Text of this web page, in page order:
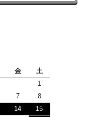
金
土
1
7
8
14
15